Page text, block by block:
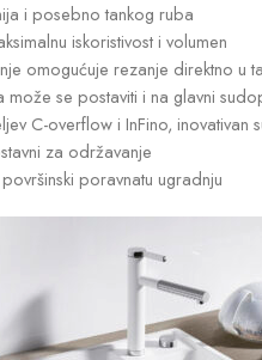
i posebno tankog ruba
iskoristivost i volumen
omogućuje rezanje direktno u
može se postaviti i na glavni
C-overflow i InFino, inovativan
za održavanje
poravnatu ugradnju